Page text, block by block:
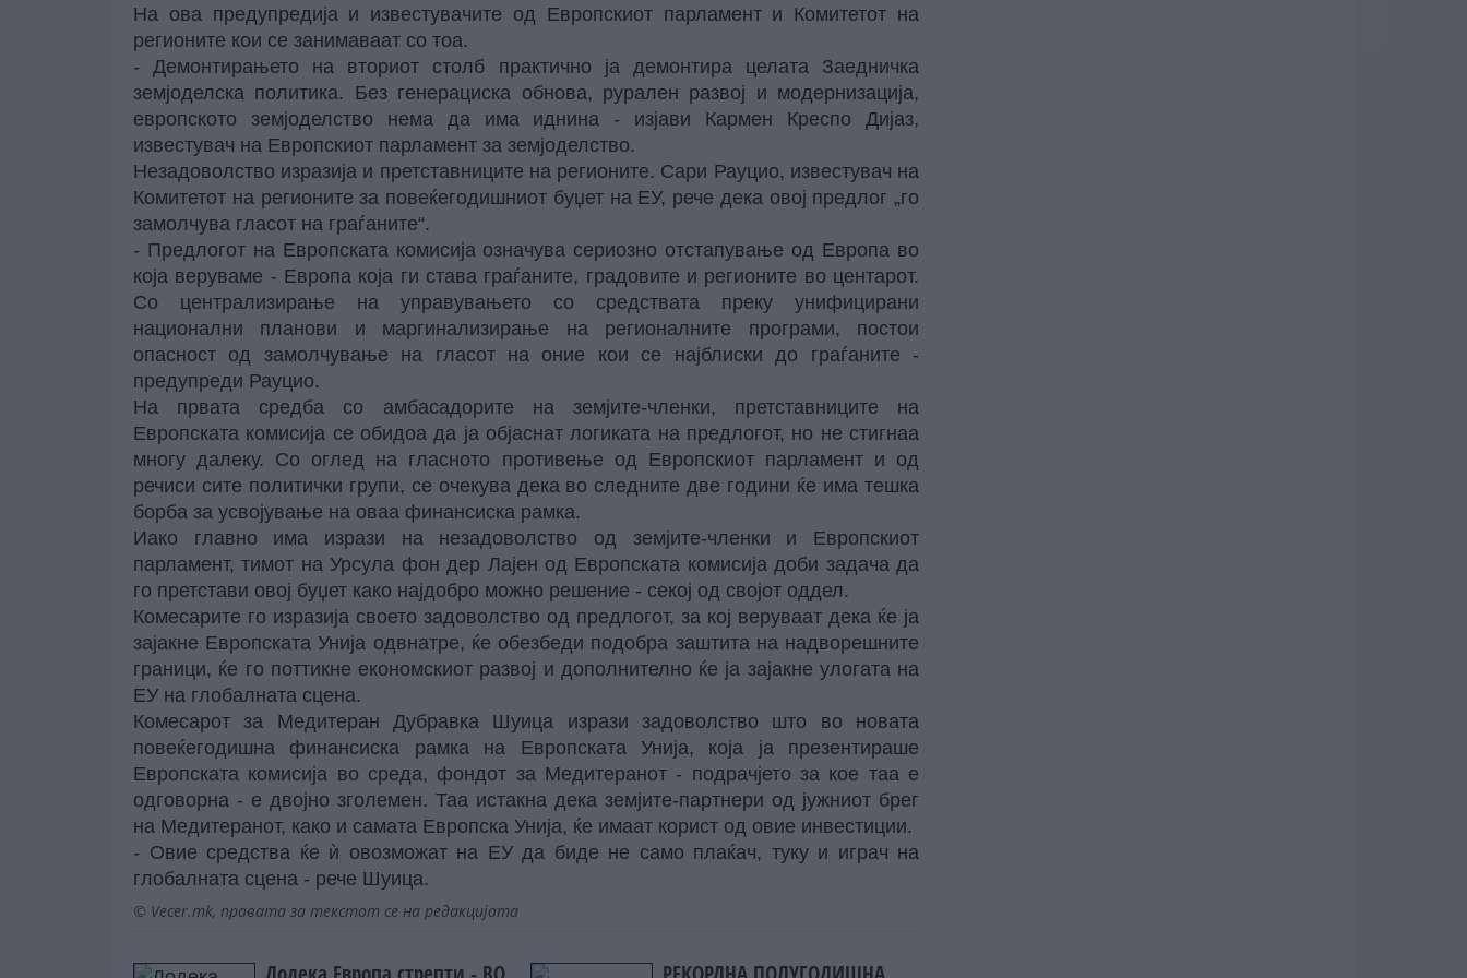
На ова предупредија и известувачите од Европскиот парламент и Комитетот на
регионите кои се занимаваат со тоа.
- Демонтирањето на вториот столб практично ја демонтира целата Заедничка
земјоделска политика. Без генерациска обнова, рурален развој и модернизација,
европското земјоделство нема да има иднина - изјави Кармен Креспо Дијаз,
известувач на Европскиот парламент за земјоделство.
Незадоволство изразија и претставниците на регионите. Сари Рауцио, известувач на
Комитетот на регионите за повеќегодишниот буџет на ЕУ, рече дека овој предлог „го
замолчува гласот на граѓаните“.
- Предлогот на Европската комисија означува сериозно отстапување од Европа во
која веруваме - Европа која ги става граѓаните, градовите и регионите во центарот.
Со централизирање на управувањето со средствата преку унифицирани
национални планови и маргинализирање на регионалните програми, постои
опасност од замолчување на гласот на оние кои се најблиски до граѓаните -
предупреди Рауцио.
На првата средба со амбасадорите на земјите-членки, претставниците на
Европската комисија се обидоа да ја објаснат логиката на предлогот, но не стигнаа
многу далеку. Со оглед на гласното противење од Европскиот парламент и од
речиси сите политички групи, се очекува дека во следните две години ќе има тешка
борба за усвојување на оваа финансиска рамка.
Иако главно има изрази на незадоволство од земјите-членки и Европскиот
парламент, тимот на Урсула фон дер Лајен од Европската комисија доби задача да
го претстави овој буџет како најдобро можно решение - секој од својот оддел.
Комесарите го изразија своето задоволство од предлогот, за кој веруваат дека ќе ја
зајакне Европската Унија одвнатре, ќе обезбеди подобра заштита на надворешните
граници, ќе го поттикне економскиот развој и дополнително ќе ја зајакне улогата на
ЕУ на глобалната сцена.
Комесарот за Медитеран Дубравка Шуица изрази задоволство што во новата
повеќегодишна финансиска рамка на Европската Унија, која ја презентираше
Европската комисија во среда, фондот за Медитеранот - подрачјето за кое таа е
одговорна - е двојно зголемен. Таа истакна дека земјите-партнери од јужниот брег
на Медитеранот, како и самата Европска Унија, ќе имаат корист од овие инвестиции.
- Овие средства ќе ѝ овозможат на ЕУ да биде не само плаќач, туку и играч на
глобалната сцена - рече Шуица.
© Vecer.mk, правата за текстот се на редакцијата